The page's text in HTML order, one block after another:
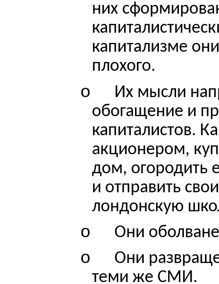
них
капитализме
плохого.
o
Их мысли
обогащение и
капиталистов.
акционером,
дом, огородить
и отправить
лондонскую
o Они
o
Они
теми же СМИ.